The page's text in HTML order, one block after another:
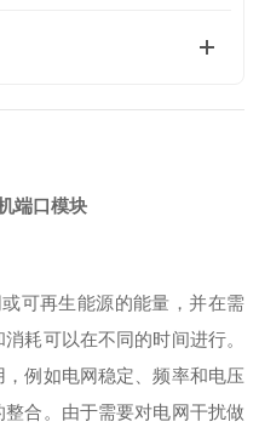
端口模块
可再生能源的能量，并在需
耗可以在不同的时间进行。
例如电网稳定、频率和电压
合。由于需要对电网干扰做